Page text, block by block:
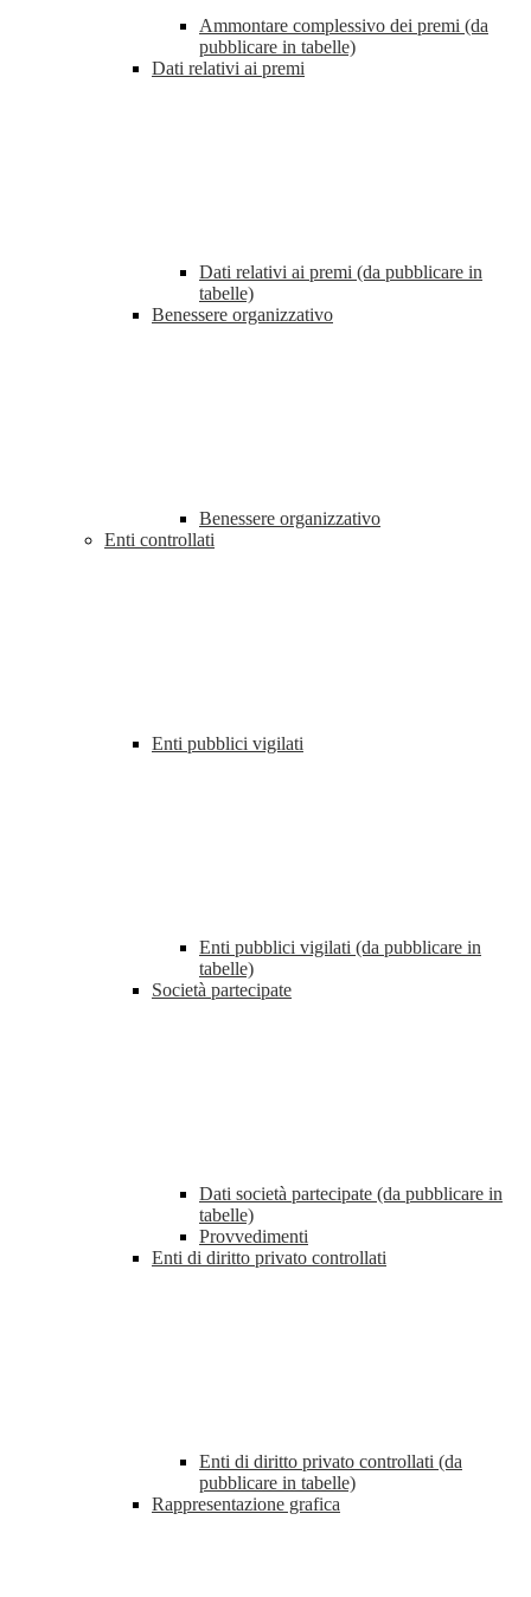
Ammontare complessivo dei premi (da
pubblicare in tabelle)
Dati relativi ai premi
Dati relativi ai premi (da pubblicare in
tabelle)
Benessere organizzativo
Benessere organizzativo
Enti controllati
Enti pubblici vigilati
Enti pubblici vigilati (da pubblicare in
tabelle)
Società partecipate
Dati società partecipate (da pubblicare in
tabelle)
Provvedimenti
Enti di diritto privato controllati
Enti di diritto privato controllati (da
pubblicare in tabelle)
Rappresentazione grafica